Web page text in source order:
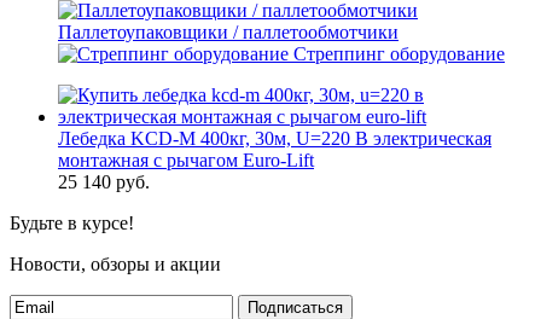
Паллетоупаковщики / паллетообмотчики
Стреппинг оборудование
Лебедка KCD-M 400кг, 30м, U=220 В электрическая
монтажная с рычагом Euro-Lift
25 140 руб.
Будьте в курсе!
Новости, обзоры и акции
Подписаться